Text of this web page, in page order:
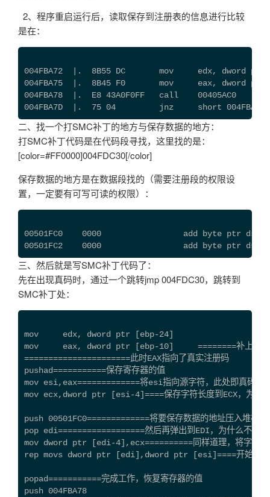
2、程序重启运行后，读取保存到注册表的信息进行比较
是在：
004FBA72  |.  8B55 DC       mov     edx, dword
004FBA75  |.  8B45 F0       mov     eax, dword
004FBA78  |.  E8 43A0F0FF   call    00405AC0
004FBA7D  |.  75 04         jnz     short 004FBA83
二、找一个打SMC补丁的地方与保存数据的地方：
打SMC补丁代码是在代码段寻找，这里找的是：
[color=#FF0000]004FDC30[/color]
保存数据的地方是在数据段找的（需要注册段的权限设
置，一定要有可写可读的权限）：
00501FC0    0000                 add byte ptr
00501FC2    0000                 add byte ptr
三、然后就是写SMC补丁代码了：
先在出现真码时，通过一个跳转jmp 004FDC30，跳转到
SMC补丁处：
mov     edx, dword ptr [ebp-24]
mov     eax, dword ptr [ebp-10]     ========补上代码
======================此时EAX指向了真实注册码
pushad===========保存寄存器的值
mov esi,eax=============将esi指向源字符，此处即真码
mov ecx,dword ptr [esi-4]====保存字符长度到ECX，为什
push 00501FC0=============将要保存数据的地址压入堆栈
pop edi==================然后再弹出到EDI，为什么不是
mov dword ptr [edi-4],ecx==========同样道理，将字符长度
rep movs dword ptr [edi],dword ptr [esi]====开始拷贝
popad===========完成工作，恢复寄存器的值
push 004FBA78